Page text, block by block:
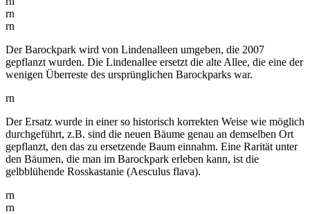
rn
rn
Der Barockpark wird von Lindenalleen umgeben, die 2007
gepflanzt wurden. Die Lindenallee ersetzt die alte Allee, die eine der
wenigen Überreste des ursprünglichen Barockparks war.
rn
Der Ersatz wurde in einer so historisch korrekten Weise wie möglich
durchgeführt, z.B. sind die neuen Bäume genau an demselben Ort
gepflanzt, den das zu ersetzende Baum einnahm. Eine Rarität unter
den Bäumen, die man im Barockpark erleben kann, ist die
gelbblühende Rosskastanie (Aesculus flava).
rn
rn